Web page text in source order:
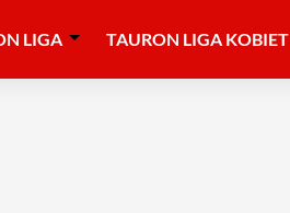
LIGA TAURON LIGA KOBIET